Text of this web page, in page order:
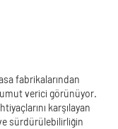
fabrikalarından
umut verici görünüyor.
karşılayan
sürdürülebilirliğin